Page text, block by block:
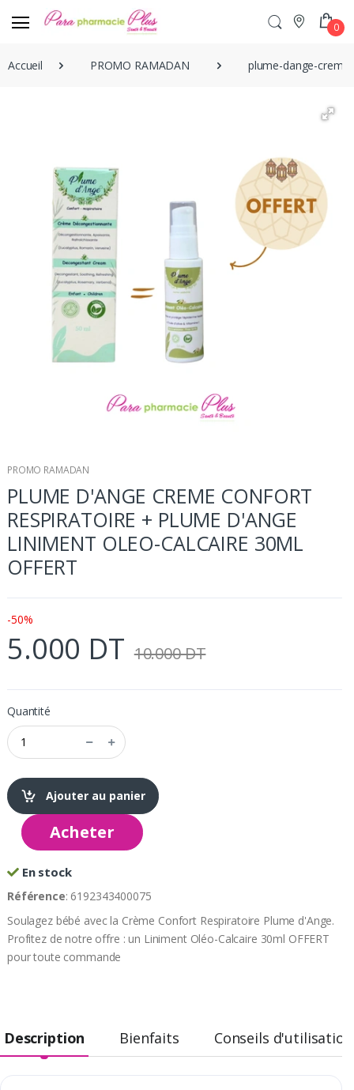
0
Accueil PROMO RAMADAN plume-dange-
PROMO RAMADAN
PLUME D'ANGE CREME CONFORT
RESPIRATOIRE + PLUME D'ANGE
LINIMENT OLEO-CALCAIRE 30ML
OFFERT
-50%
5.000 DT 10.000 DT
Quantité
Ajouter au panier
Acheter
En stock
Référence: 6192343400075
Soulagez bébé avec la Crème Confort Respiratoire Plume d'Ange.
Profitez de notre offre : un Liniment Oléo-Calcaire 30ml OFFERT
pour toute commande
Description Bienfaits Conseils d'utilisation